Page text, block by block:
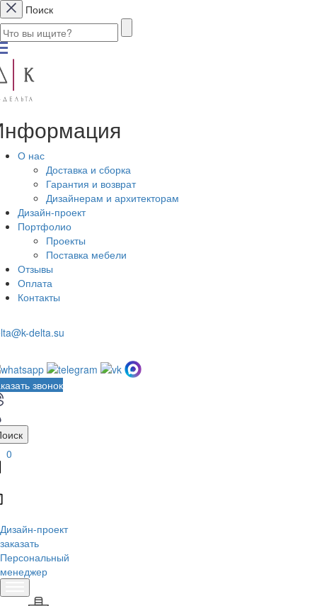
Поиск
О нас
Доставка и сборка
Гарантия и возврат
Дизайнерам и архитекторам
Дизайн-проект
Портфолио
Проекты
Поставка мебели
Отзывы
Оплата
Контакты
delta.su
звонок
0
Дизайн-проект
заказать
Персональный
менеджер